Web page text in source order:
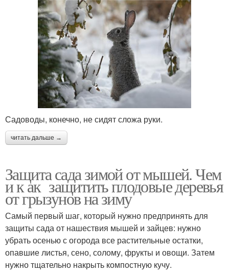
Садоводы, конечно, не сидят сложа руки.
читать дальше →
Защита сада зимой от мышей. Чем
и к ак защитить плодовые деревья
от грызунов на зиму
Самый первый шаг, который нужно предпринять для
защиты сада от нашествия мышей и зайцев: нужно
убрать осенью с огорода все растительные остатки,
опавшие листья, сено, солому, фрукты и овощи. Затем
нужно тщательно накрыть компостную кучу.